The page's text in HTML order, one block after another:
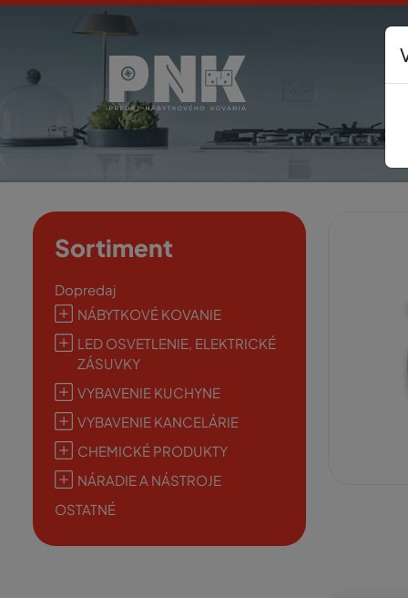
Sortiment
Dopredaj
NÁBYTKOVÉ KOVANIE
LED OSVETLENIE, ELEKTRICKÉ
ZÁSUVKY
VYBAVENIE KUCHYNE
VYBAVENIE KANCELÁRIE
CHEMICKÉ PRODUKTY
NÁRADIE A NÁSTROJE
OSTATNÉ